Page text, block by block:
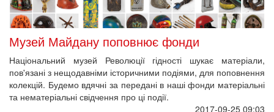
Музей Майдану поповнює фонди
Національний музей Революції гідності шукає матеріали,
пов'язані з нещодавніми історичними подіями, для поповнення
колекцій. Будемо вдячні за передані в наші фонди матеріальні
та нематеріальні свідчення про ці події.
2017-09-25 09:03